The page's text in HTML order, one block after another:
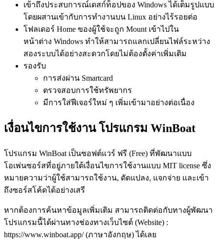
เข้าถึงประสบการณ์เดสก์ท็อปของ Windows ได้เต็มรูปแบบ
โดยผสานเข้ากับการทำงานบน Linux อย่างไร้รอยต่อ
โฟลเดอร์ Home ของผู้ใช้จะถูก Mount เข้าไปใน
หน้าต่าง Windows ทำให้สามารถแลกเปลี่ยนไฟล์ระหว่าง
สองระบบได้อย่างสะดวกโดยไม่ต้องตั้งค่าเพิ่มเติม
รองรับ
การส่งผ่าน Smartcard
ตรวจสอบการใช้ทรัพยากร
มีการใส่ฟีเจอร์ใหม่ ๆ เพิ่มเข้ามาอย่างต่อเนื่อง
เงื่อนไขการใช้งาน โปรแกรม WinBoat
โปรแกรม WinBoat เป็นซอฟต์แวร์ ฟรี (Free) ที่พัฒนาแบบ
โอเพ่นซอร์สที่อยู่ภายใต้เงื่อนไขการใช้งานแบบ MIT license ซึ่ง
หมายความว่าผู้ใช้สามารถใช้งาน, ดัดแปลง, แจกจ่าย และเข้า
ถึงซอร์สโค้ดได้อย่างเสรี
หากต้องการค้นหาข้อมูลเพิ่มเติม สามารถติดต่อกับทางผู้พัฒนา
โปรแกรมนี้ได้ผ่านทางช่องทางเว็บไซต์ (Website) :
https://www.winboat.app/ (ภาษาอังกฤษ) ได้เลย